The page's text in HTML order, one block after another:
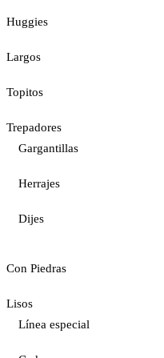
Huggies
Largos
Topitos
Trepadores
Gargantillas
Herrajes
Dijes
Con Piedras
Lisos
Línea especial